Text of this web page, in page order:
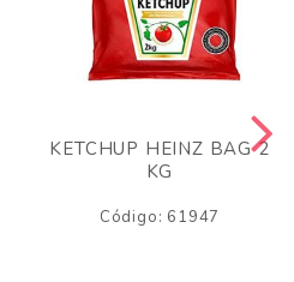
KETCHUP HEINZ BAG 2
KG
Código: 61947